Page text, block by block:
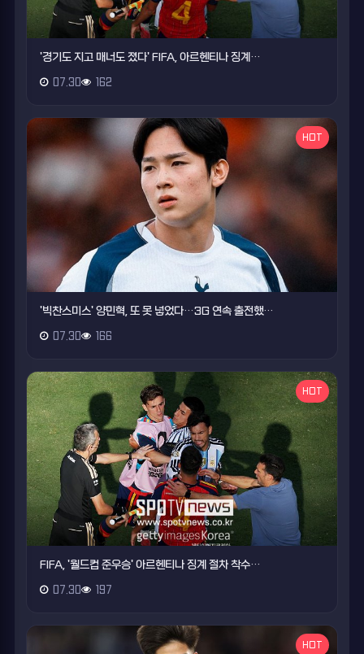
'경기도 지고 매너도 졌다' FIFA, 아르헨티나 징계…
07.30 162
HOT
'빅찬스미스' 양민혁, 또 못 넣었다…3G 연속 출전했…
07.30 166
HOT
FIFA, '월드컵 준우승' 아르헨티나 징계 절차 착수…
07.30 197
HOT